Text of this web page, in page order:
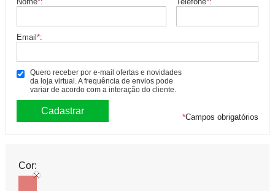
Email*:
Quero receber por e-mail ofertas e novidades
da loja virtual. A frequência de envios pode
variar de acordo com a interação do cliente.
*Campos obrigatórios
Cor: